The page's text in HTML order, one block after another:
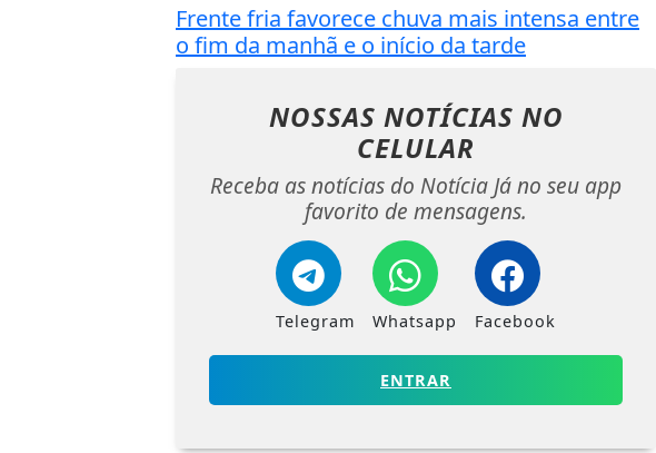
Frente fria favorece chuva mais intensa entre
o fim da manhã e o início da tarde
NOSSAS NOTÍCIAS NO
CELULAR
Receba as notícias do Notícia Já no seu app
favorito de mensagens.
Telegram Whatsapp Facebook
ENTRAR